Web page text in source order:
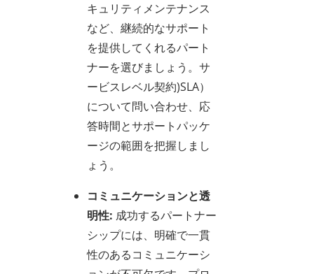
キュリティメンテナンス
など、継続的なサポート
を提供してくれるパート
ナーを選びましょう。サ
ービスレベル契約)SLA）
について問い合わせ、応
答時間とサポートパッケ
ージの範囲を把握しまし
ょう。
コミュニケーションと透
明性: 成功するパートナー
シップには、明確で一貫
性のあるコミュニケーシ